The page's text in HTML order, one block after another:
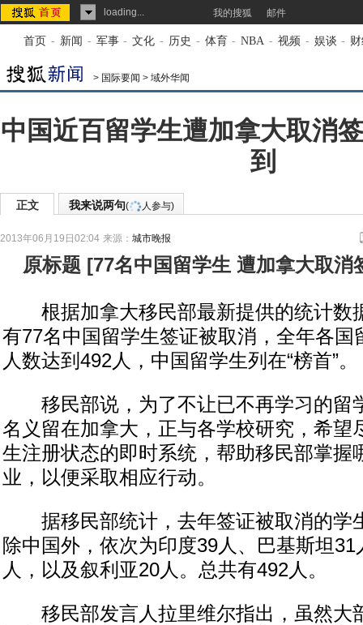
loading... 我的搜狐 邮件
首页 - 新闻 - 军事 - 文化 - 历史 - 体育 - NBA - 视频 - 娱谈 -
> 国际要闻 > 域外华闻
中国近百留学生遭加拿大取消
到
正文 我来说两句( 人参与)
2013年06月19日02:04 来源： 城市晚报
原标题 [77名中国留学生 遭加拿大取消
根据加拿大移民部最新提供的统计数
有77名中国留学生签证被取消，全年各国
人数达到492人，中国留学生列在“榜首”。
移民部说，为了不让已不再学习的留
名义留在加拿大，正与各学校研究，希望
生注册状态的即时系统，帮助移民部掌握
业，以便采取相应行动。
据移民部统计，去年签证被取消的学
除中国外，依次为印度39人、巴基斯坦31
人，以及叙利亚20人。总共有492人。
移民部发言人拉里维尔指出，虽然大